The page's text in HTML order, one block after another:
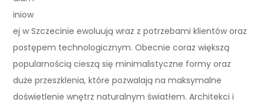
iniow
ej w Szczecinie ewoluują wraz z potrzebami klientów oraz
postępem technologicznym. Obecnie coraz większą
popularnością cieszą się minimalistyczne formy oraz
duże przeszklenia, które pozwalają na maksymalne
doświetlenie wnętrz naturalnym światłem. Architekci i